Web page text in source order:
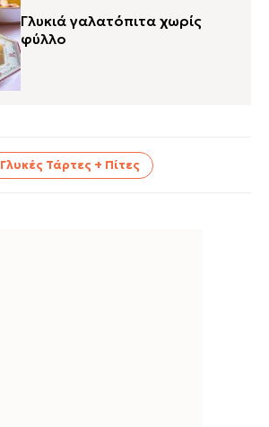
Γλυκιά γαλατόπιτα χωρίς
φύλλο
Γλυκές Τάρτες + Πίτες